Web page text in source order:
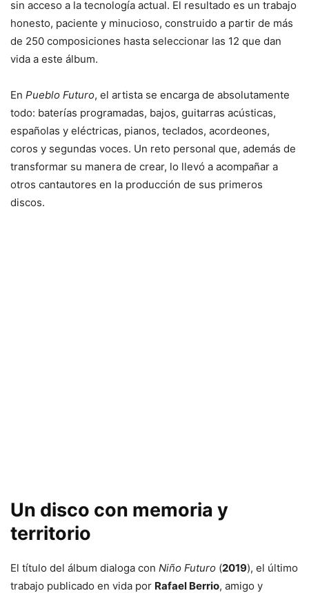
sin acceso a la tecnología actual. El resultado es un trabajo
honesto, paciente y minucioso, construido a partir de más
de 250 composiciones hasta seleccionar las 12 que dan
vida a este álbum.
En Pueblo Futuro, el artista se encarga de absolutamente
todo: baterías programadas, bajos, guitarras acústicas,
españolas y eléctricas, pianos, teclados, acordeones,
coros y segundas voces. Un reto personal que, además de
transformar su manera de crear, lo llevó a acompañar a
otros cantautores en la producción de sus primeros
discos.
Un disco con memoria y
territorio
El título del álbum dialoga con Niño Futuro (2019), el último
trabajo publicado en vida por Rafael Berrio, amigo y